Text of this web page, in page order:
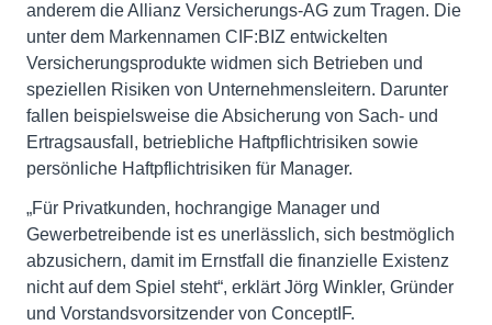
anderem die Allianz Versicherungs-AG zum Tragen. Die
unter dem Markennamen CIF:BIZ entwickelten
Versicherungsprodukte widmen sich Betrieben und
speziellen Risiken von Unternehmensleitern. Darunter
fallen beispielsweise die Absicherung von Sach- und
Ertragsausfall, betriebliche Haftpflichtrisiken sowie
persönliche Haftpflichtrisiken für Manager.
„Für Privatkunden, hochrangige Manager und
Gewerbetreibende ist es unerlässlich, sich bestmöglich
abzusichern, damit im Ernstfall die finanzielle Existenz
nicht auf dem Spiel steht“, erklärt Jörg Winkler, Gründer
und Vorstandsvorsitzender von ConceptIF.